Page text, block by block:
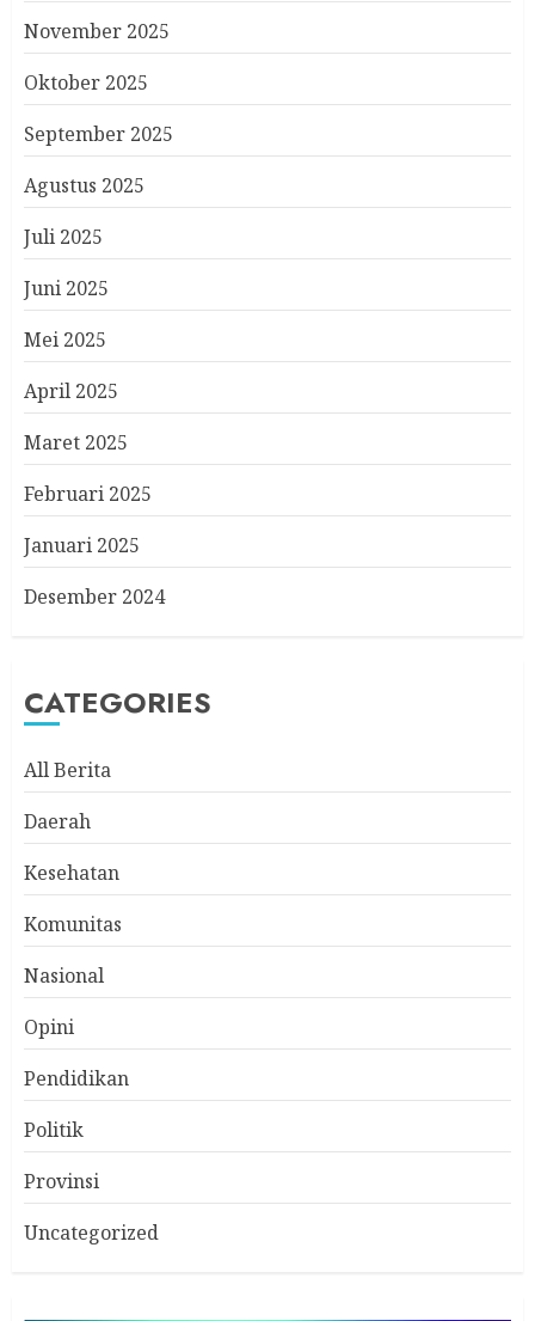
November 2025
Oktober 2025
September 2025
Agustus 2025
Juli 2025
Juni 2025
Mei 2025
April 2025
Maret 2025
Februari 2025
Januari 2025
Desember 2024
CATEGORIES
All Berita
Daerah
Kesehatan
Komunitas
Nasional
Opini
Pendidikan
Politik
Provinsi
Uncategorized